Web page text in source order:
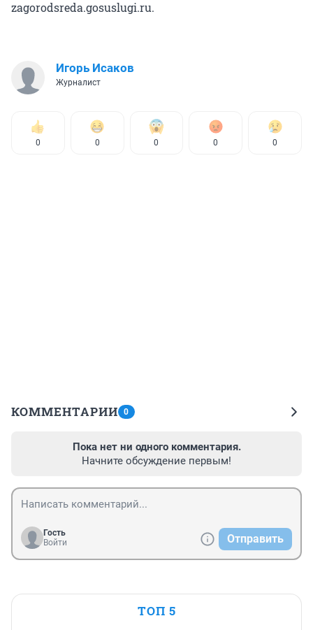
zagorodsreda.gosuslugi.ru.
Игорь Исаков
Журналист
0 0 0 0 0
КОММЕНТАРИИ 0
Пока нет ни одного комментария.
Начните обсуждение первым!
Гость
Войти
Отправить
ТОП 5